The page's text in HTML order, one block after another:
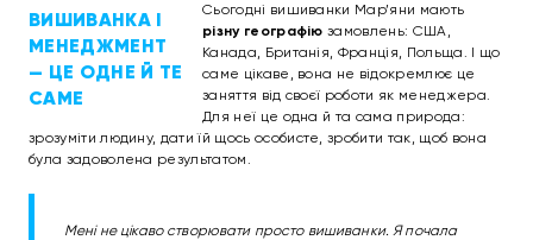
ВИШИВАНКА І
МЕНЕДЖМЕНТ
— ЦЕ ОДНЕ Й ТЕ
САМЕ
Сьогодні вишиванки Мар’яни мають
різну географію замовлень: США,
Канада, Британія, Франція, Польща. І що
саме цікаве, вона не відокремлює це
заняття від своєї роботи як менеджера.
Для неї це одна й та сама природа:
зрозуміти людину, дати їй щось особисте, зробити так, щоб вона
була задоволена результатом.
Мені не цікаво створювати просто вишиванки. Я почала